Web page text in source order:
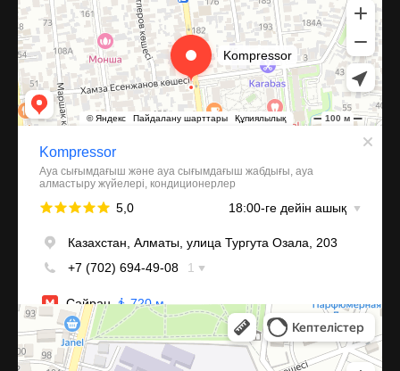
Алматы
Улица Михаила Шолохова, 49 — Яндекс Карты